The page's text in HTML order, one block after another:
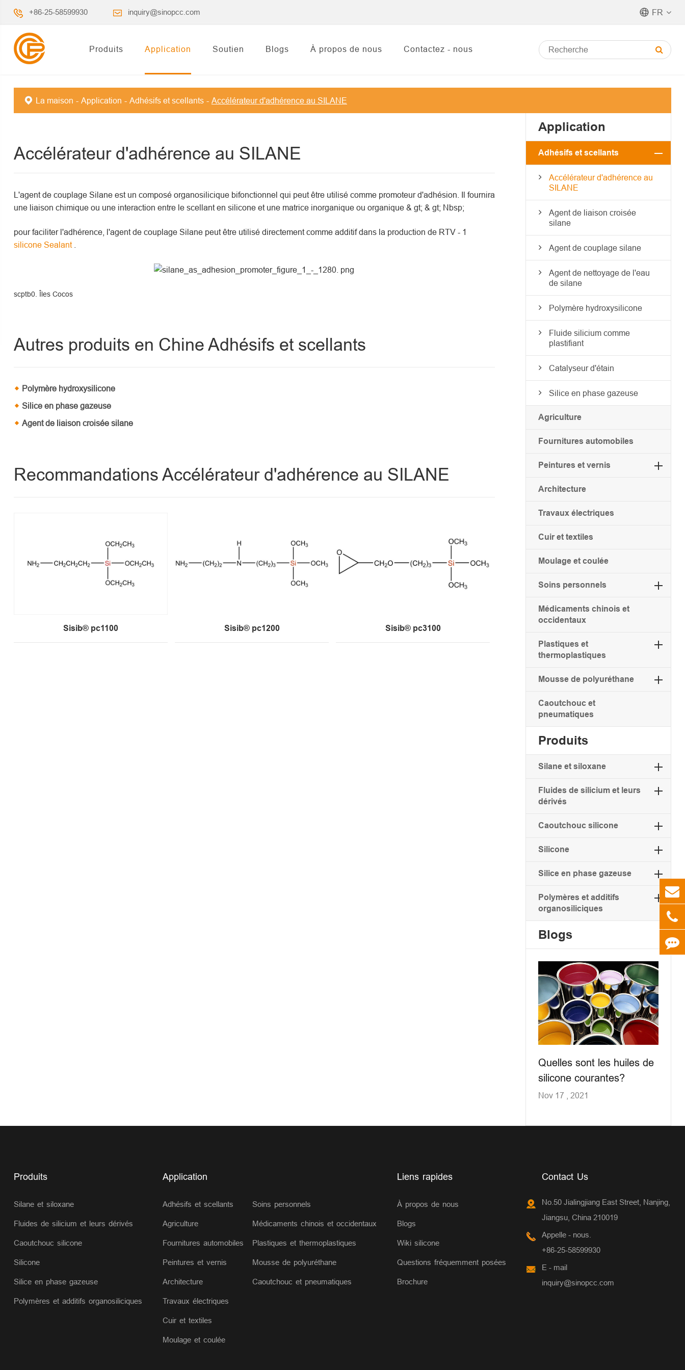
+86-25-58599930 inquiry@sinopcc.com FR
Produits Application Soutien Blogs À propos de nous Contactez - nous
La maison Application Adhésifs et scellants Accélérateur d'adhérence au SILANE
Accélérateur d'adhérence au SILANE
L'agent de couplage Silane est un composé organosilicique bifonctionnel qui peut être utilisé comme promoteur d'adhésion. Il fournira
une liaison chimique ou une interaction entre le scellant en silicone et une matrice inorganique ou organique & gt; & gt; Nbsp;
pour faciliter l'adhérence, l'agent de couplage Silane peut être utilisé directement comme additif dans la production de RTV - 1
silicone Sealant
scptb0. Îles Cocos
Autres produits en Chine Adhésifs et scellants
Polymère hydroxysilicone
Silice en phase gazeuse
Agent de liaison croisée silane
Recommandations Accélérateur d'adhérence au SILANE
Sisib® pc1100 Sisib® pc1200 Sisib® pc3100
Application
Adhésifs et scellants
Accélérateur d'adhérence au
SILANE
Agent de liaison croisée
silane
Agent de couplage silane
Agent de nettoyage de l'eau
de silane
Polymère hydroxysilicone
Fluide silicium comme
plastifiant
Catalyseur d'étain
Silice en phase gazeuse
Agriculture
Fournitures automobiles
Peintures et vernis
Architecture
Travaux électriques
Cuir et textiles
Moulage et coulée
Soins personnels
Médicaments chinois et
occidentaux
Plastiques et
thermoplastiques
Mousse de polyuréthane
Caoutchouc et
pneumatiques
Produits
Silane et siloxane
Fluides de silicium et leurs
dérivés
Caoutchouc silicone
Silicone
Silice en phase gazeuse
Polymères et additifs
organosiliciques
Blogs
Quelles sont les huiles de
silicone courantes?
Nov 17 , 2021
Produits
Silane et siloxane
Fluides de silicium et leurs dérivés
Caoutchouc silicone
Silicone
Silice en phase gazeuse
Polymères et additifs organosiliciques
Application
Adhésifs et scellants
Agriculture
Fournitures automobiles
Peintures et vernis
Architecture
Travaux électriques
Cuir et textiles
Moulage et coulée
Soins personnels
Médicaments chinois et occidentaux
Plastiques et thermoplastiques
Mousse de polyuréthane
Caoutchouc et pneumatiques
Liens rapides
À propos de nous
Blogs
Wiki silicone
Questions fréquemment posées
Brochure
Contact Us
No.50 Jialingjiang East Street, Nanjing,
Jiangsu, China 210019
Appelle - nous.
+86-25-58599930
E - mail
inquiry@sinopcc.com